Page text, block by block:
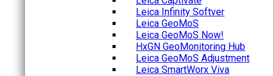
Leica Infinity Softver
Leica GeoMoS
Leica GeoMoS Now!
HxGN GeoMonitoring Hub
Leica GeoMoS Adjustment
Leica SmartWorx Viva